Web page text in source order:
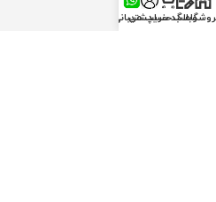
وبلاگ
محصول
سبد خرید
حساب من
پشتیبانی